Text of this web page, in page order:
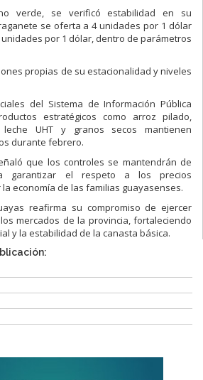
verde, se verificó estabilidad en su
se oferta a 4 unidades por 1 dólar
por 1 dólar, dentro de parámetros
propias de su estacionalidad y niveles
del Sistema de Información Pública
estratégicos como arroz pilado,
UHT y granos secos mantienen
durante febrero.
que los controles se mantendrán de
garantizar el respeto a los precios
economía de las familias guayasenses.
reafirma su compromiso de ejercer
mercados de la provincia, fortaleciendo
y la estabilidad de la canasta básica.